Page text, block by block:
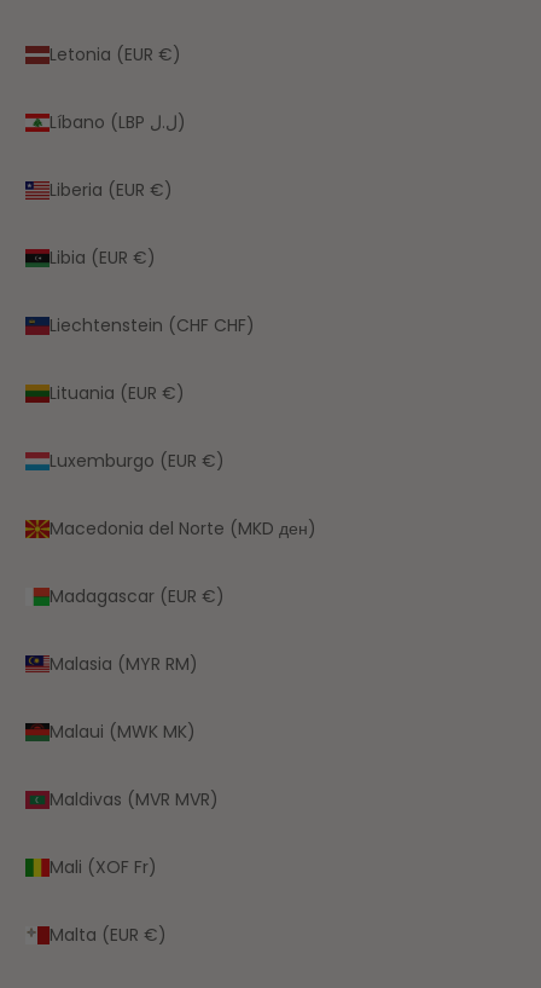
Letonia (EUR €)
Líbano (LBP ل.ل)
Liberia (EUR €)
Libia (EUR €)
Liechtenstein (CHF CHF)
Lituania (EUR €)
Luxemburgo (EUR €)
Macedonia del Norte (MKD ден)
Madagascar (EUR €)
Malasia (MYR RM)
Malaui (MWK MK)
Maldivas (MVR MVR)
Mali (XOF Fr)
Malta (EUR €)